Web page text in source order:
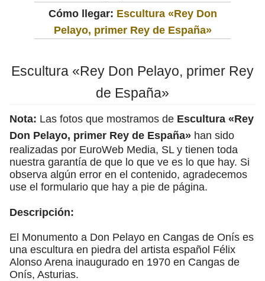
Cómo llegar: Escultura «Rey Don
Pelayo, primer Rey de España»
Escultura «Rey Don Pelayo, primer Rey
de España»
Nota: Las fotos que mostramos de Escultura «Rey
Don Pelayo, primer Rey de España» han sido
realizadas por EuroWeb Media, SL y tienen toda
nuestra garantía de que lo que ve es lo que hay. Si
observa algún error en el contenido, agradecemos
use el formulario que hay a pie de página.
Descripción:
El Monumento a Don Pelayo en Cangas de Onís es
una escultura en piedra del artista español Félix
Alonso Arena inaugurado en 1970 en Cangas de
Onís, Asturias.